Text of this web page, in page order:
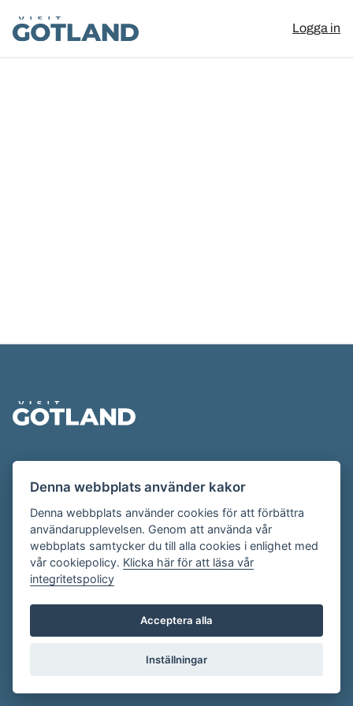
Visit Gotland
Logga in
Evenemangskalendern presenteras av
Destination Gotland påvisitgotland.se.
Har du frågor om evenemangskalendern? Mejla oss på
evenemang@visitgotland.se.
Cookies
Villkor
Skapa konto
Denna webbplats använder kakor
Denna webbplats använder cookies för att förbättra
användarupplevelsen. Genom att använda vår
webbplats samtycker du till alla cookies i enlighet med
vår cookiepolicy. Klicka här för att läsa vår
integritetspolicy
Acceptera alla
Inställningar